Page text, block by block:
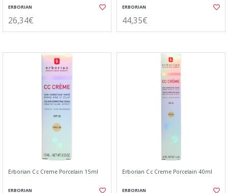
ERBORIAN
26,34€
ERBORIAN
44,35€
Erborian Cc Creme Porcelain 15ml
ERBORIAN
Erborian Cc Creme Porcelain 40ml
ERBORIAN